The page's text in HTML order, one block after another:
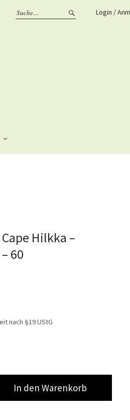
Login /
Hilkka –
60
nach §19 UStG
In den Warenkorb